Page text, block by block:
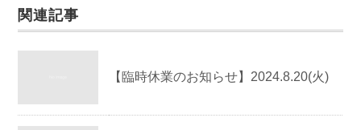
関連記事
【臨時休業のお知らせ】2024.8.20(火)